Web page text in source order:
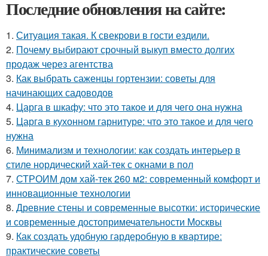
Последние обновления на сайте:
1. Ситуaция такая. К свекрови в гости ездили.
2. Почему выбирают срочный выкуп вместо долгих
продаж через агентства
3. Как выбрать саженцы гортензии: советы для
начинающих садоводов
4. Царга в шкафу: что это такое и для чего она нужна
5. Царга в кухонном гарнитуре: что это такое и для чего
нужна
6. Минимализм и технологии: как создать интерьер в
стиле нордический хай-тек с окнами в пол
7. СТРОИМ дом хай-тек 260 м2: современный комфорт и
инновационные технологии
8. Древние стены и современные высотки: исторические
и современные достопримечательности Москвы
9. Как создать удобную гардеробную в квартире:
практические советы